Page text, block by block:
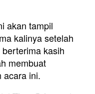
akan tampil
kalinya setelah
kasih
membuat
acara ini.